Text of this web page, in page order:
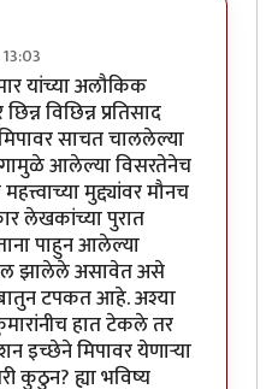
यांच्या अलौकिक
विछिन्न प्रतिसाद
साचत चाललेल्या
आलेल्या विसरतेनेच
मुद्द्यांवर मौनच
लेखकांच्या पुरात
पाहुन आलेल्या
झालेले असावेत असे
टपकत आहे. अश्या
हात टेकले तर
इच्छेने मिपावर येणार्‍या
कुठुन? ह्या भविष्य